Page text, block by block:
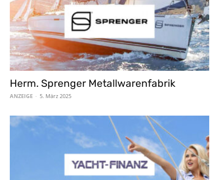
Herm. Sprenger Metallwarenfabrik
ANZEIGE - 5. März 2025